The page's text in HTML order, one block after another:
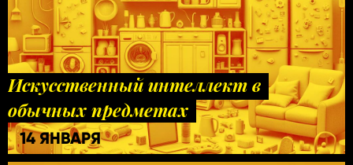
Искусственный интеллект в
обычных предметах
14 ЯНВАРЯ